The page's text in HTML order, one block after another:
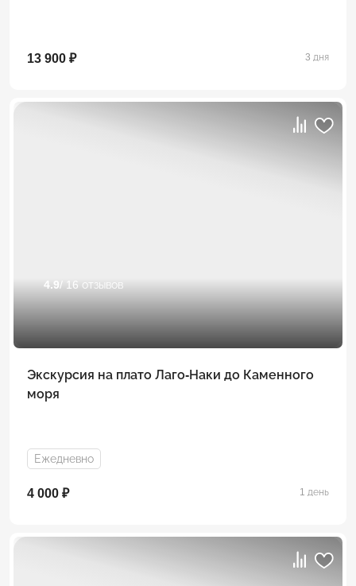
13 900 ₽ 3 дня
4.9 / 16 отзывов
Экскурсия на плато Лаго-Наки до Каменного
моря
Ежедневно
4 000 ₽ 1 день